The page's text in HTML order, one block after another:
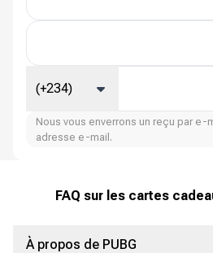
(+234)
Nous vous enverrons un reçu par e-
adresse e-mail.
FAQ sur les cartes
À propos de PUBG